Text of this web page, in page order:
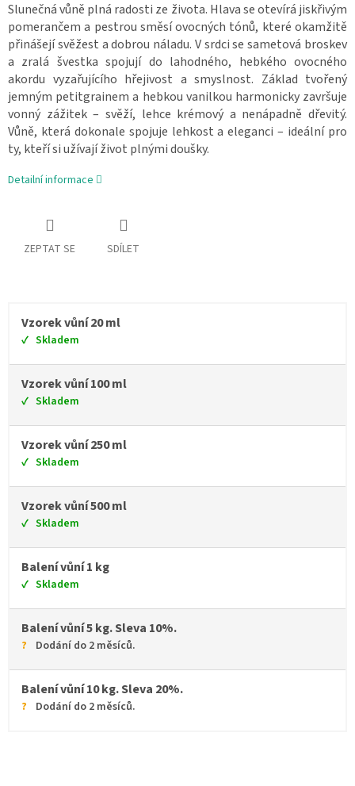
Slunečná vůně plná radosti ze života. Hlava se otevírá jiskřivým
pomerančem a pestrou směsí ovocných tónů, které okamžitě
přinášejí svěžest a dobrou náladu. V srdci se sametová broskev
a zralá švestka spojují do lahodného, hebkého ovocného
akordu vyzařujícího hřejivost a smyslnost. Základ tvořený
jemným petitgrainem a hebkou vanilkou harmonicky završuje
vonný zážitek – svěží, lehce krémový a nenápadně dřevitý.
Vůně, která dokonale spojuje lehkost a eleganci – ideální pro
ty, kteří si užívají život plnými doušky.
Detailní informace
ZEPTAT SE SDÍLET
Vzorek vůní 20 ml
Skladem
Vzorek vůní 100 ml
Skladem
Vzorek vůní 250 ml
Skladem
Vzorek vůní 500 ml
Skladem
Balení vůní 1 kg
Skladem
Balení vůní 5 kg. Sleva 10%.
Dodání do 2 měsíců.
Balení vůní 10 kg. Sleva 20%.
Dodání do 2 měsíců.